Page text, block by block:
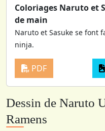
Coloriages Naruto et
de main
Naruto et Sasuke se font
ninja.
PDF
Dessin de Naruto
Ramens